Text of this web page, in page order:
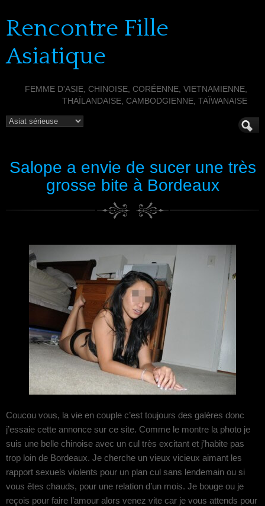
Rencontre Fille
Asiatique
FEMME D'ASIE, CHINOISE, CORÉENNE, VIETNAMIENNE,
THAÏLANDAISE, CAMBODGIENNE, TAÏWANAISE
Salope a envie de sucer une très
grosse bite à Bordeaux
Coucou vous, la vie en couple c’est toujours des galères donc
j’essaie cette annonce sur ce site. Comme le montre la photo je
suis une belle chinoise avec un cul très excitant et j’habite pas
trop loin de Bordeaux. Je cherche un vieux vicieux aimant les
rapport sexuels violents pour un plan cul sans lendemain ou si
vous êtes chauds, pour une relation d’un mois. Je bouge ou je
reçois pour faire l’amour alors venez vite car je vous attends pour